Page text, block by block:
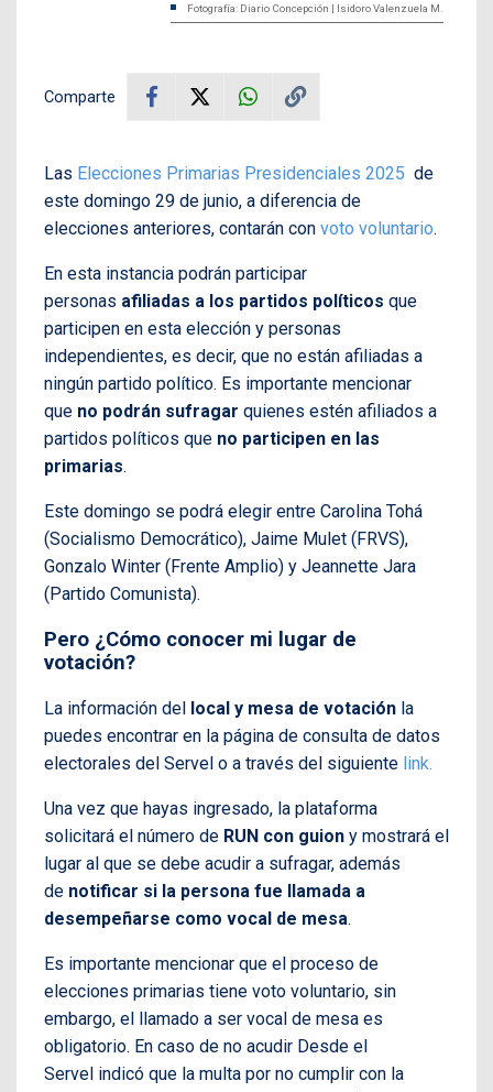
Fotografía: Diario Concepción | Isidoro Valenzuela M.
Comparte
Las Elecciones Primarias Presidenciales 2025 de
este domingo 29 de junio, a diferencia de
elecciones anteriores, contarán con voto voluntario.
En esta instancia podrán participar
personas afiliadas a los partidos políticos que
participen en esta elección y personas
independientes, es decir, que no están afiliadas a
ningún partido político. Es importante mencionar
que no podrán sufragar quienes estén afiliados a
partidos políticos que no participen en las
primarias.
Este domingo se podrá elegir entre Carolina Tohá
(Socialismo Democrático), Jaime Mulet (FRVS),
Gonzalo Winter (Frente Amplio) y Jeannette Jara
(Partido Comunista).
Pero ¿Cómo conocer mi lugar de
votación?
La información del local y mesa de votación la
puedes encontrar en la página de consulta de datos
electorales del Servel o a través del siguiente link.
Una vez que hayas ingresado, la plataforma
solicitará el número de RUN con guion y mostrará el
lugar al que se debe acudir a sufragar, además
de notificar si la persona fue llamada a
desempeñarse como vocal de mesa.
Es importante mencionar que el proceso de
elecciones primarias tiene voto voluntario, sin
embargo, el llamado a ser vocal de mesa es
obligatorio. En caso de no acudir Desde el
Servel indicó que la multa por no cumplir con la